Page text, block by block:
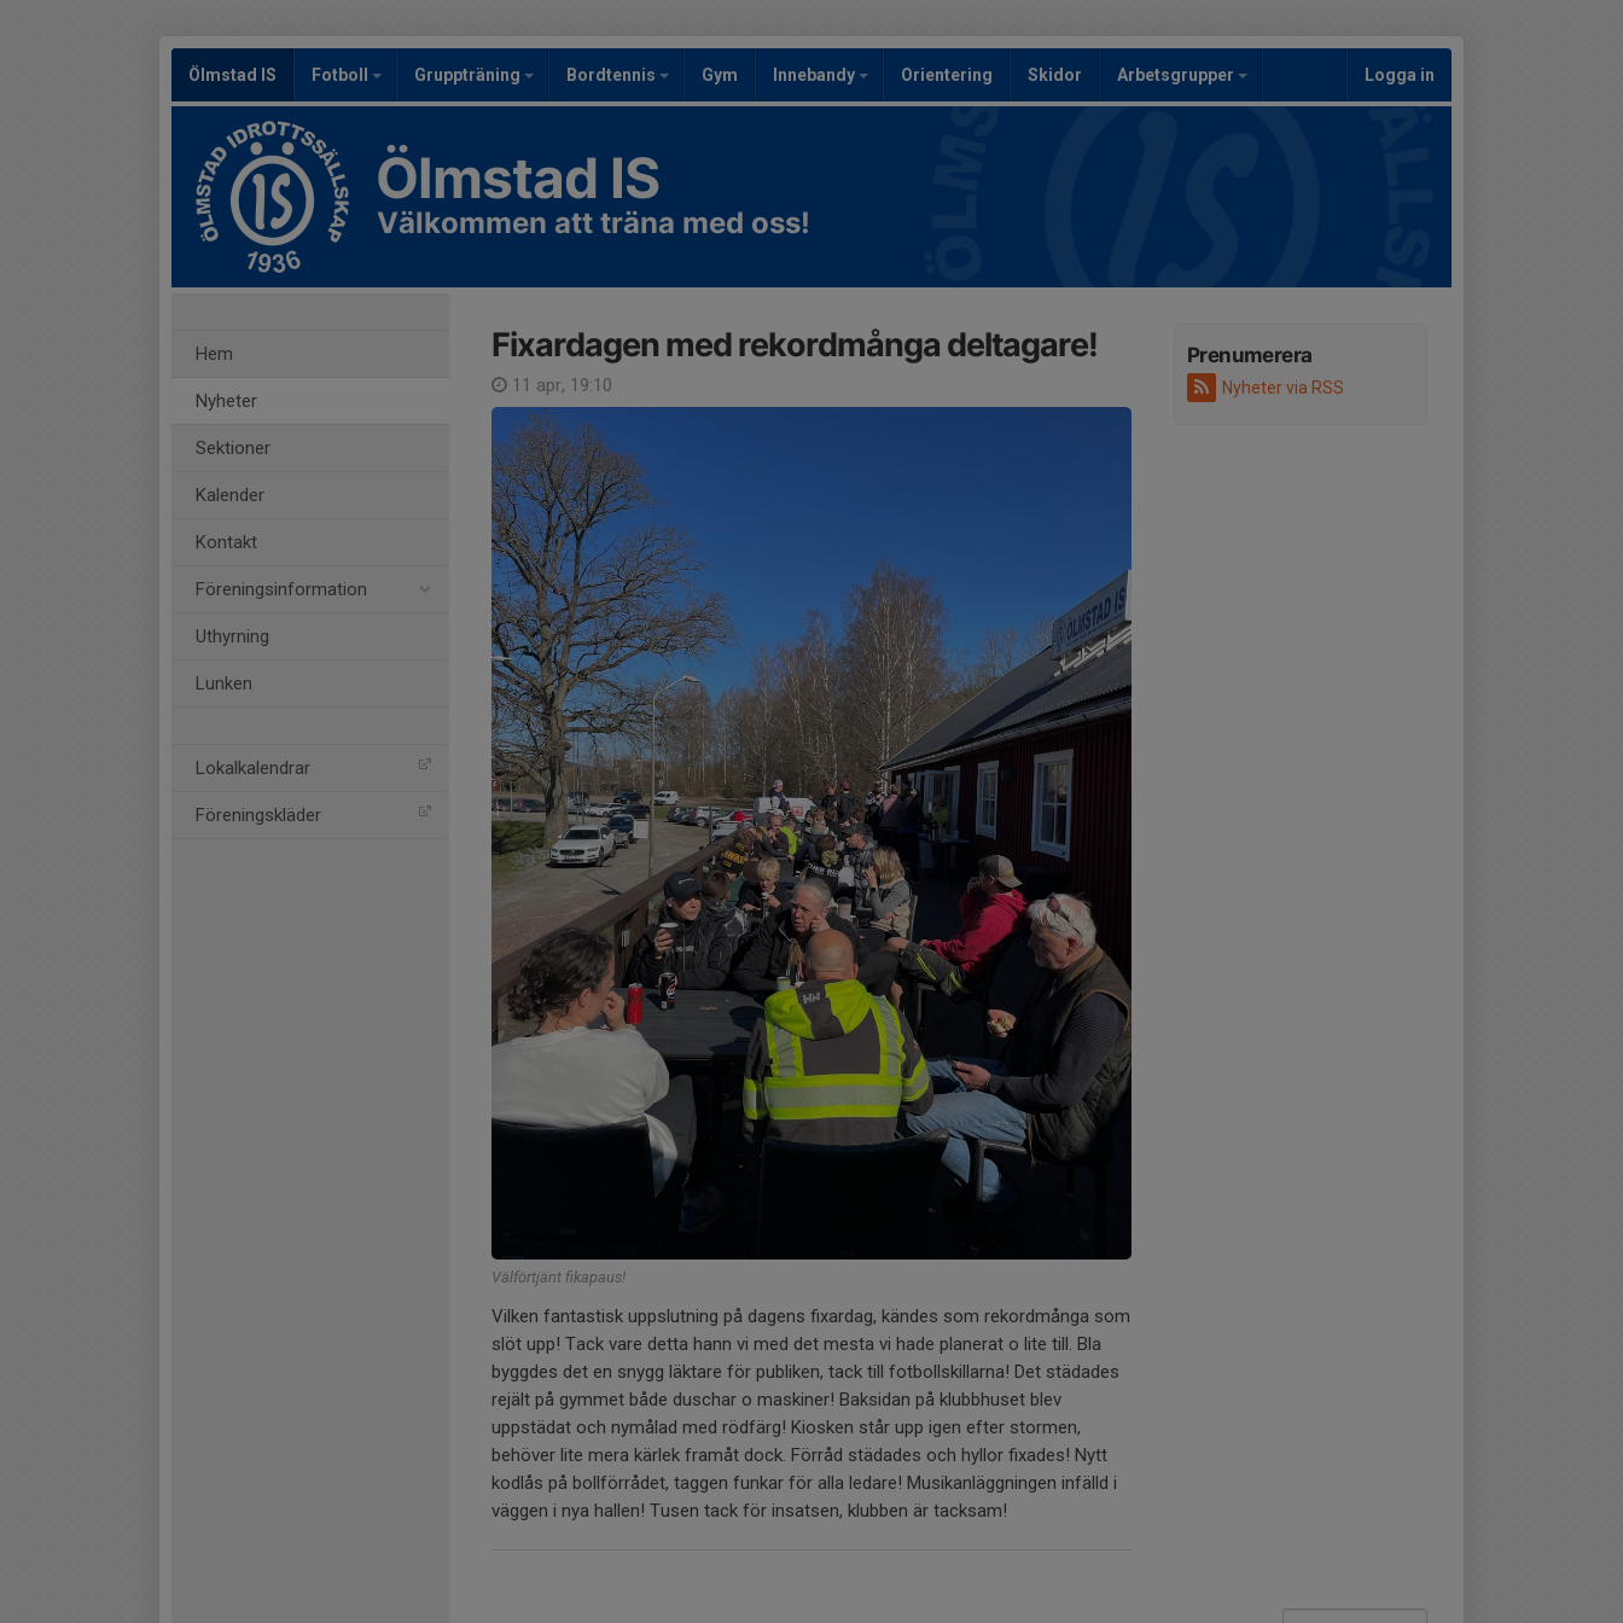
Ölmstad IS Fotboll Gruppträning Bordtennis Gym Innebandy Orientering Skidor Arbetsgrupper Logga in
Ölmstad IS
Välkommen att träna med oss!
Hem
Nyheter
Sektioner
Kalender
Kontakt
Föreningsinformation
Uthyrning
Lunken
Lokalkalendrar
Föreningskläder
Prenumerera
Nyheter via RSS
Fixardagen med rekordmånga deltagare!
11 apr, 19:10
Välförtjänt fikapaus!
Vilken fantastisk uppslutning på dagens fixardag, kändes som rekordmånga som
slöt upp! Tack vare detta hann vi med det mesta vi hade planerat o lite till. Bla
byggdes det en snygg läktare för publiken, tack till fotbollskillarna! Det städades
rejält på gymmet både duschar o maskiner! Baksidan på klubbhuset blev
uppstädat och nymålad med rödfärg! Kiosken står upp igen efter stormen,
behöver lite mera kärlek framåt dock. Förråd städades och hyllor fixades! Nytt
kodlås på bollförrådet, taggen funkar för alla ledare! Musikanläggningen infälld i
väggen i nya hallen! Tusen tack för insatsen, klubben är tacksam!